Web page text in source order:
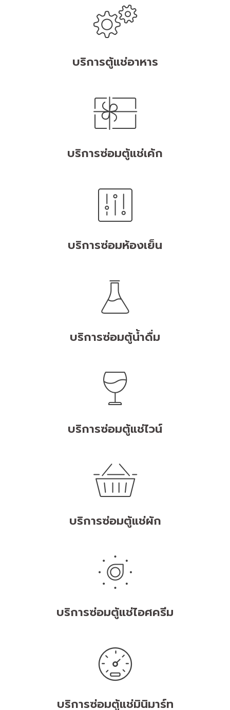
บริการตู้แช่อาหาร
บริการซ่อมตู้แช่เค้ก
บริการซ่อมห้องเย็น
บริการซ่อมตู้น้ำดื่ม
บริการซ่อมตู้แช่ไวน์
บริการซ่อมตู้แช่ผัก
บริการซ่อมตู้แช่ไอศครีม
บริการซ่อมตู้แช่มินิมาร์ท